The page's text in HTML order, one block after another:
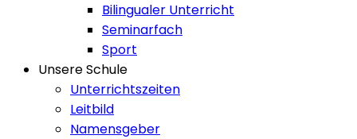
Bilingualer Unterricht
Seminarfach
Sport
Unsere Schule
Unterrichtszeiten
Leitbild
Namensgeber